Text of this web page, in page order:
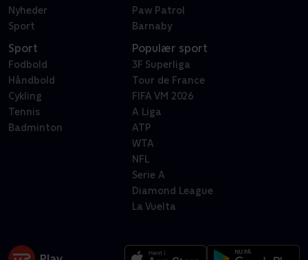
Nyheder
Sport
Paw Patrol
Barnaby
Sport
Fodbold
Håndbold
Cykling
Tennis
Badminton
Populær sport
3F Superliga
Tour de France
FIFA VM 2026
A Liga
ATP
WTA
NFL
Serie A
Diamond League
La Vuelta